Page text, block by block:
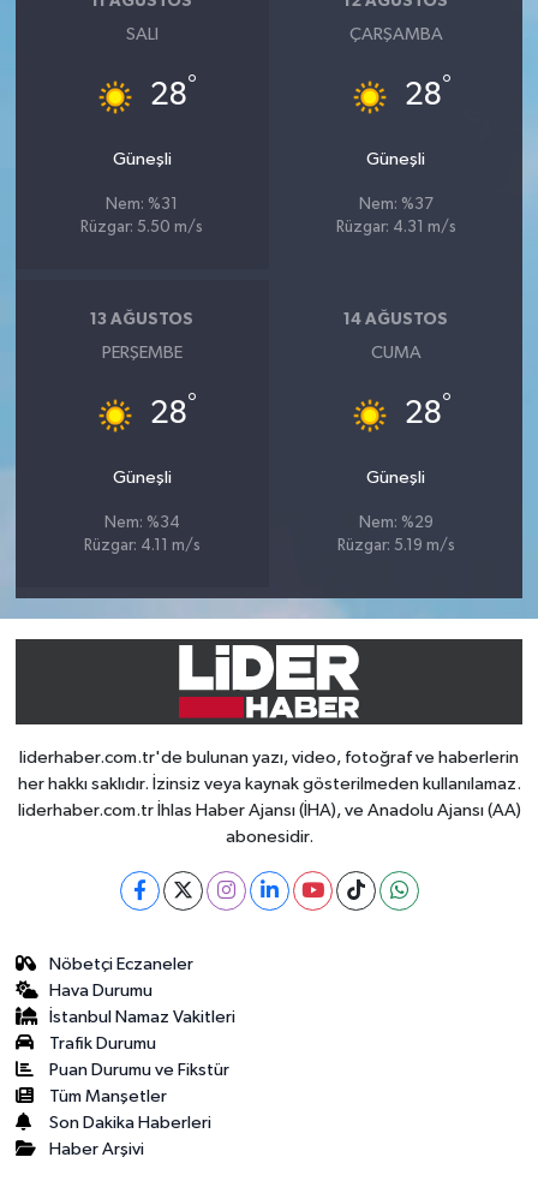
SALI
28°
Güneşli
Nem: %31
Rüzgar: 5.50 m/s
ÇARŞAMBA
28°
Güneşli
Nem: %37
Rüzgar: 4.31 m/s
13 AĞUSTOS
PERŞEMBE
28°
Güneşli
Nem: %34
Rüzgar: 4.11 m/s
14 AĞUSTOS
CUMA
28°
Güneşli
Nem: %29
Rüzgar: 5.19 m/s
liderhaber.com.tr'de bulunan yazı, video, fotoğraf ve haberlerin
her hakkı saklıdır. İzinsiz veya kaynak gösterilmeden kullanılamaz.
liderhaber.com.tr İhlas Haber Ajansı (İHA), ve Anadolu Ajansı (AA)
abonesidir.
Nöbetçi Eczaneler
Hava Durumu
İstanbul Namaz Vakitleri
Trafik Durumu
Puan Durumu ve Fikstür
Tüm Manşetler
Son Dakika Haberleri
Haber Arşivi